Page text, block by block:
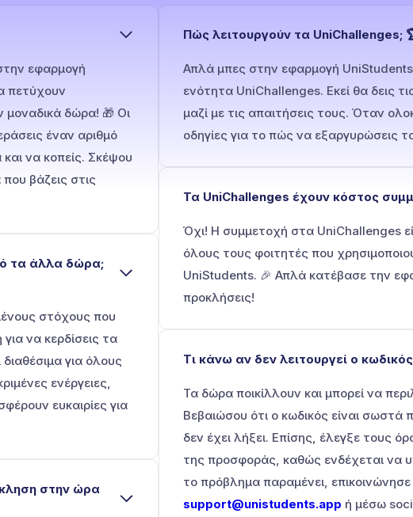
εφαρμογή
πετύχουν
μοναδικά δώρα! 🎁 Οι
έναν αριθμό
να κοπείς. Σκέψου
βάζεις στις
τα άλλα δώρα;
στόχους που
να κερδίσεις τα
για όλους
ενέργειες,
ευκαιρίες για
στην ώρα
Πώς λειτουργούν τα UniChallenges;
Απλά μπες στην εφαρμογή UniStudents
ενότητα UniChallenges. Εκεί θα δεις
μαζί με τις απαιτήσεις τους. Όταν
οδηγίες για το πώς να εξαργυρώσεις
Τα UniChallenges έχουν κόστος
Όχι! Η συμμετοχή στα UniChallenges
όλους τους φοιτητές που
UniStudents. 🎉 Απλά κατέβασε την
προκλήσεις!
Τι κάνω αν δεν λειτουργεί ο
Τα δώρα ποικίλλουν και μπορεί να
Βεβαιώσου ότι ο κωδικός είναι σωστά
δεν έχει λήξει. Επίσης, έλεγξε τους
της προσφοράς, καθώς ενδέχεται να
το πρόβλημα παραμένει,
support@unistudents.app ή μέσω